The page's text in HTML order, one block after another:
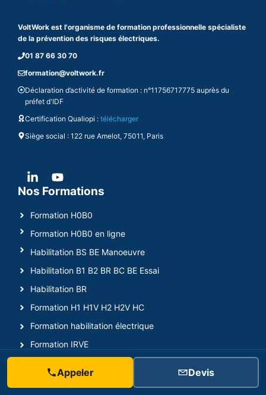
VoltWork est l'organisme de formation professionnelle spécialiste
de la prévention des risques électriques.
01 87 66 30 70
formation@voltwork.fr
Déclaration d’activité de formation : n°11756717775 auprès du
préfet d'IDF
Certification Qualiopi : télécharger
Siège social : 122 rue Amelot, 75011, Paris
Nos Formations
Formation H0B0
Formation H0B0 en ligne
Habilitation BS BE Manoeuvre
Habilitation B1 B2 BR BC BE Essai
Habilitation BR
Formation H1 H1V H2 H2V HC
Formation habilitation électrique
Formation IRVE
Nos Centres
Appeler Devis